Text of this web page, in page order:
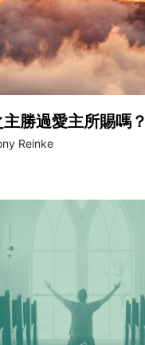
勝過愛主所賜嗎？
Reinke